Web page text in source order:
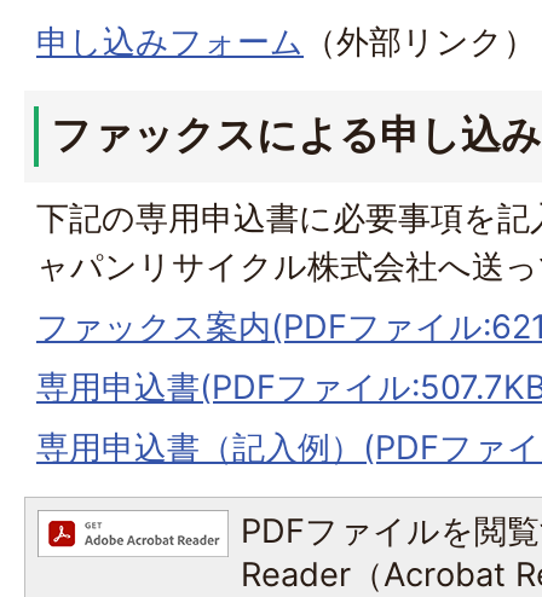
申し込みフォーム （外部リンク）
ファックスによる申し込み
下記の専用申込書に必要事項を
ャパンリサイクル株式会社へ送
ファックス案内(PDFファイル
専用申込書(PDFファイル
専用申込書（記入例）(PDFファ
PDFファイルを閲
Reader（Acrobat